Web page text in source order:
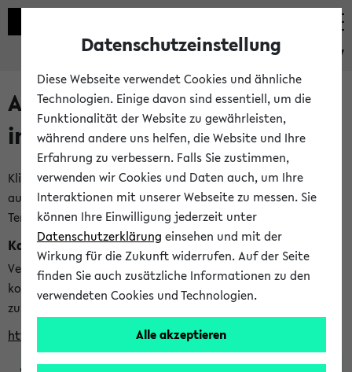
eKVV
Alle veröffentlichten Semester
im eKVV
Klicken Sie auf das Semester, welches Sie für Ihre Sitzung
auswählen möchten. Bitte beachten Sie auch die weiteren
Termine imKalender der Lehrplanung
Kalenderintegration
Verwenden Sie die folgende Adresse, um mit einer
kompatiblen Kalenderanwendung auf die Vorlesungszeiten
zuzugreifen (nähere Informationen
finden Sie hier
https://ekvv.uni-bielefeld.de/ws/calendar?vz
Datenschutzeinstellung
Diese Webseite verwendet Cookies und ähnliche
Technologien. Einige davon sind essentiell, um die
Funktionalität der Website zu gewährleisten,
während andere uns helfen, die Website und Ihre
Erfahrung zu verbessern. Falls Sie zustimmen,
verwenden wir Cookies und Daten auch, um Ihre
Interaktionen mit unserer Webseite zu messen. Sie
können Ihre Einwilligung jederzeit unter
Datenschutzerklärung einsehen und mit der
Wirkung für die Zukunft widerrufen. Auf der Seite
finden Sie auch zusätzliche Informationen zu den
verwendeten Cookies und Technologien.
Alle akzeptieren